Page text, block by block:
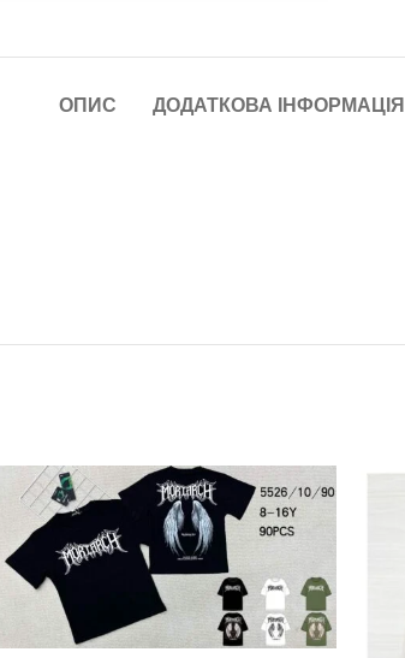
ОПИС ДОДАТКОВА ІНФОРМАЦІЯ